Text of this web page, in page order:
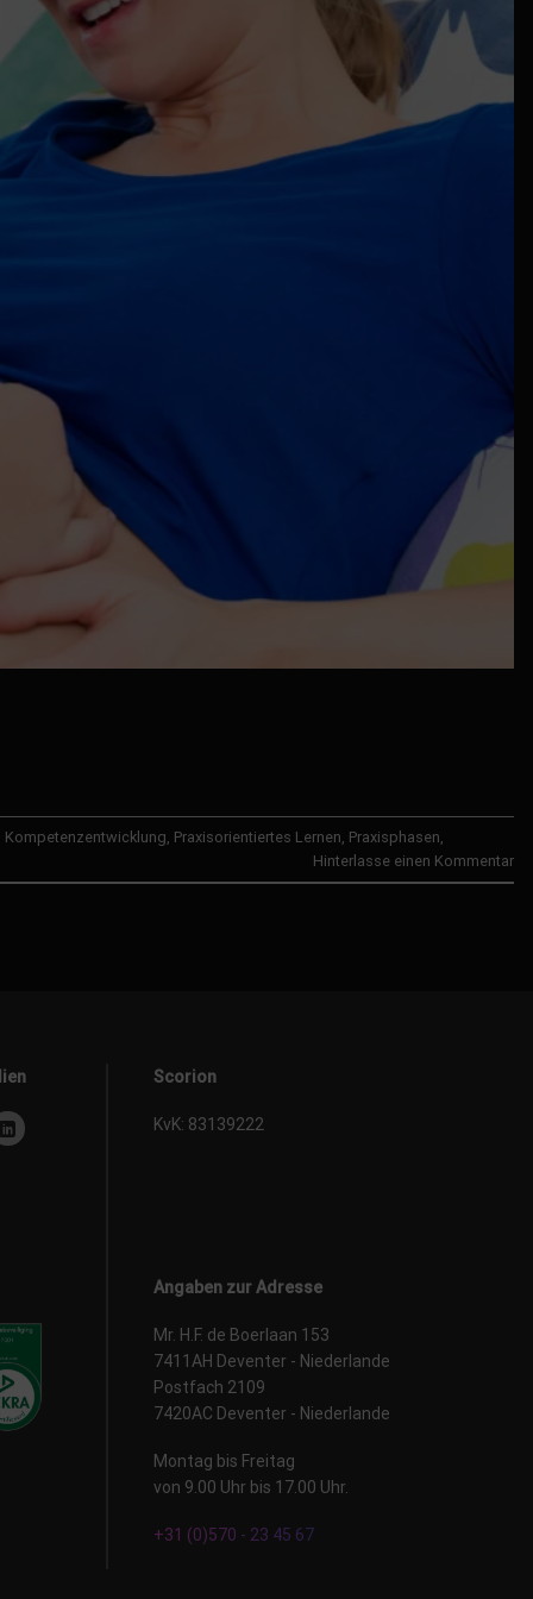
Kompetenzentwicklung Praxisorientiertes Lernen Praxisphasen
Hinterlasse einen Kommentar
Scorion
KvK: 83139222
Angaben zur Adresse
Mr. H.F. de Boerlaan 153
7411AH Deventer - Niederlande
Postfach 2109
7420AC Deventer - Niederlande
Montag bis Freitag
von 9.00 Uhr bis 17.00 Uhr.
+31 (0)570 - 23 45 67